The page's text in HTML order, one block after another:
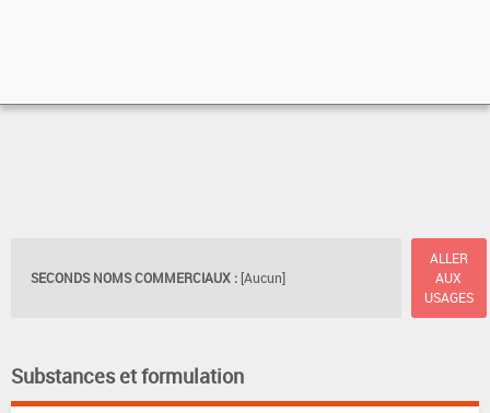
SECONDS NOMS COMMERCIAUX : [Aucun]
ALLER
AUX
USAGES
Substances et formulation